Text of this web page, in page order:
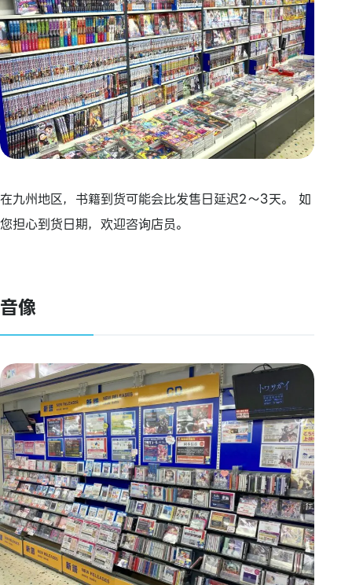
在九州地区，书籍到货可能会比发售日延迟2～3天。 如
您担心到货日期，欢迎咨询店员。
音像